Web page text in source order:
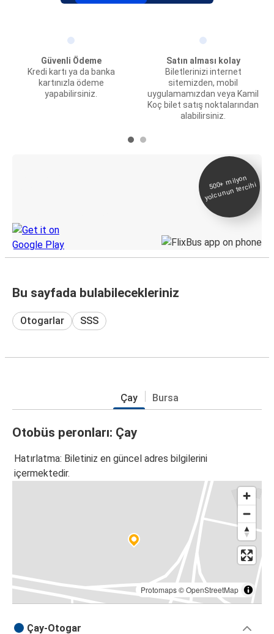
Güvenli Ödeme
Kredi kartı ya da banka
kartınızla ödeme
yapabilirsiniz.
Satın alması kolay
Biletlerinizi internet
sitemizden, mobil
uygulamamızdan veya Kamil
Koç bilet satış noktalarından
alabilirsiniz.
500+
milyon
yolcunun tercihi
Bu sayfada bulabilecekleriniz
Otogarlar SSS
Çay Bursa
Otobüs peronları: Çay
Hatırlatma: Biletiniz en güncel adres bilgilerini
içermektedir.
Protomaps©OpenStreetMap
Çay-Otogar